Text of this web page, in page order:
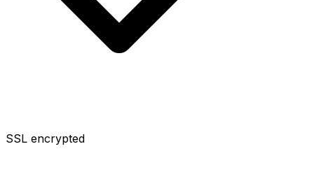
SSL encrypted